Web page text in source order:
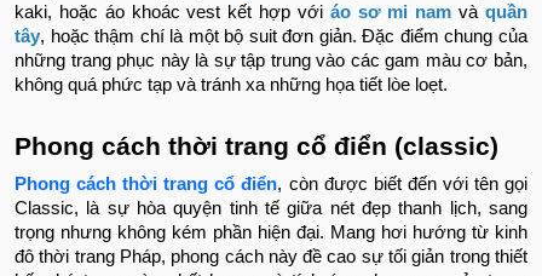
kaki, hoặc áo khoác vest kết hợp với áo sơ mi nam vàquần
tây, hoặc thậm chí là một bộ suit đơn giản. Đặc điểm chung của
những trang phục này là sự tập trung vào các gam màu cơ bản,
không quá phức tạp và tránh xa những họa tiết lòe loẹt.
Phong cách thời trang cổ điển (classic)
Phong cách thời trang cổ điển, còn được biết đến với tên gọi
Classic, là sự hòa quyện tinh tế giữa nét đẹp thanh lịch, sang
trọng nhưng không kém phần hiện đại. Mang hơi hướng từ kinh
đô thời trang Pháp, phong cách này đề cao sự tối giản trong thiết